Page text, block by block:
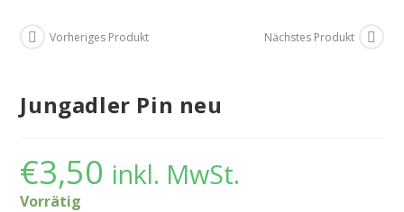
Vorheriges Produkt Nächstes Produkt
Jungadler Pin neu
€3,50 inkl. MwSt.
Vorrätig